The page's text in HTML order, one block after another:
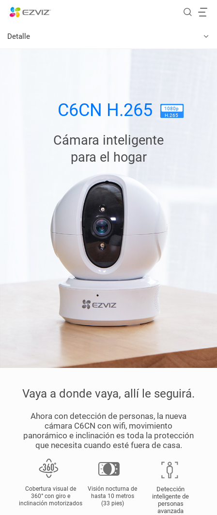
Detalle
Cámara inteligente
para el hogar
H.265
1080p
C6CN H.265
Vaya a donde vaya, allí le seguirá.
Ahora con detección de personas, la nueva
cámara C6CN con wifi, movimiento
panorámico e inclinación es toda la protección
que necesita cuando esté fuera de casa.
Detección
inteligente de
personas
avanzada
Visión nocturna de
hasta 10 metros
(33 pies)
Cobertura visual de
360° con giro e
inclinación motorizados